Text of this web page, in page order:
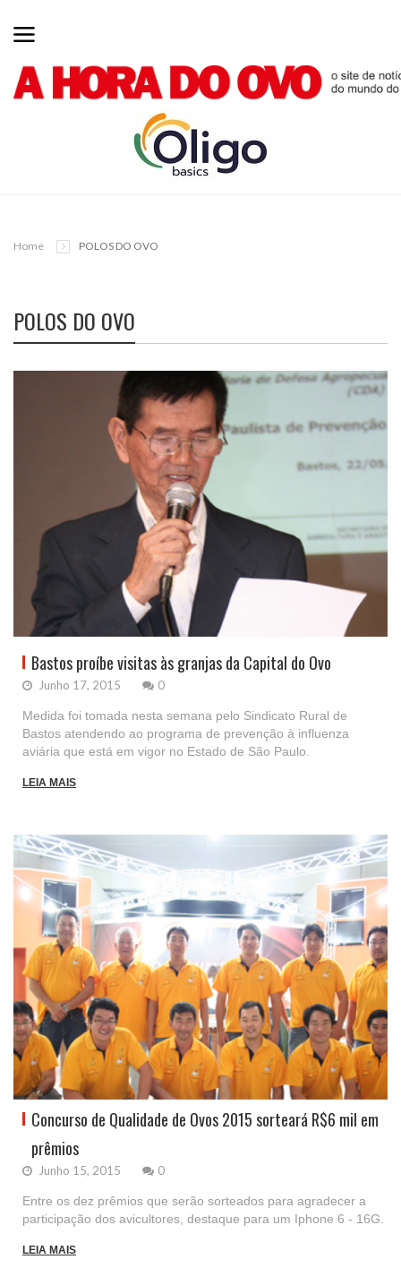
Home POLOS DO OVO
POLOS DO OVO
Bastos proíbe visitas às granjas da Capital do Ovo
Junho 17, 2015 0
Medida foi tomada nesta semana pelo Sindicato Rural de
Bastos atendendo ao programa de prevenção à influenza
aviária que está em vigor no Estado de São Paulo.
LEIA MAIS
Concurso de Qualidade de Ovos 2015 sorteará R$6 mil em
prêmios
Junho 15, 2015 0
Entre os dez prêmios que serão sorteados para agradecer a
participação dos avicultores, destaque para um Iphone 6 - 16G.
LEIA MAIS